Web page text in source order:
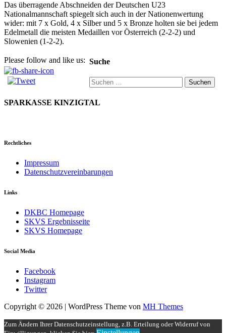
Das überragende Abschneiden der Deutschen U23
Nationalmannschaft spiegelt sich auch in der Nationenwertung
wider: mit 7 x Gold, 4 x Silber und 5 x Bronze holten sie bei jedem
Edelmetall die meisten Medaillen vor Österreich (2-2-2) und
Slowenien (1-2-2).
Please follow and like us: Suche
Suchen
nach:
SPARKASSE KINZIGTAL
Rechtliches
Impressum
Datenschutzvereinbarungen
Links
DKBC Homepage
SKVS Ergebnisseite
SKVS Homepage
Social Media
Facebook
Instagram
Twitter
Copyright © 2026 | WordPress Theme von MH Themes
Zum Ändern Ihrer Datenschutzeinstellung, z.B. Erteilung oder Widerruf von